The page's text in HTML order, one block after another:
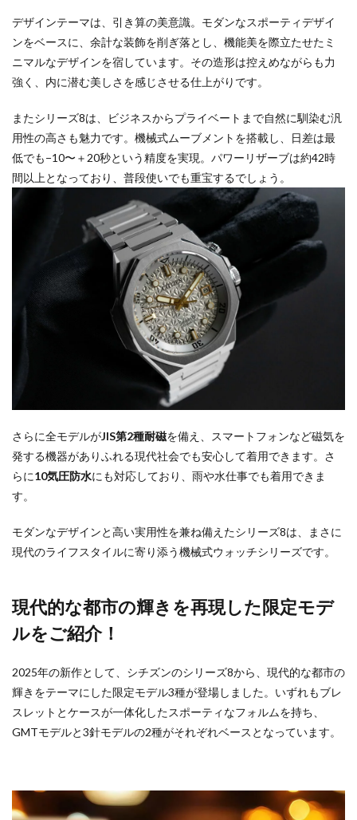
デザインテーマは、引き算の美意識。モダンなスポーティデザイ
ンをベースに、余計な装飾を削ぎ落とし、機能美を際立たせたミ
ニマルなデザインを宿しています。その造形は控えめながらも力
強く、内に潜む美しさを感じさせる仕上がりです。
またシリーズ8は、ビジネスからプライベートまで自然に馴染む汎
用性の高さも魅力です。機械式ムーブメントを搭載し、日差は最
低でも−10〜＋20秒という精度を実現。パワーリザーブは約42時
間以上となっており、普段使いでも重宝するでしょう。
さらに全モデルがJIS第2種耐磁を備え、スマートフォンなど磁気を
発する機器がありふれる現代社会でも安心して着用できます。さ
らに10気圧防水にも対応しており、雨や水仕事でも着用できま
す。
モダンなデザインと高い実用性を兼ね備えたシリーズ8は、まさに
現代のライフスタイルに寄り添う機械式ウォッチシリーズです。
現代的な都市の輝きを再現した限定モデ
ルをご紹介！
2025年の新作として、シチズンのシリーズ8から、現代的な都市の
輝きをテーマにした限定モデル3種が登場しました。いずれもブレ
スレットとケースが一体化したスポーティなフォルムを持ち、
GMTモデルと3針モデルの2種がそれぞれベースとなっています。